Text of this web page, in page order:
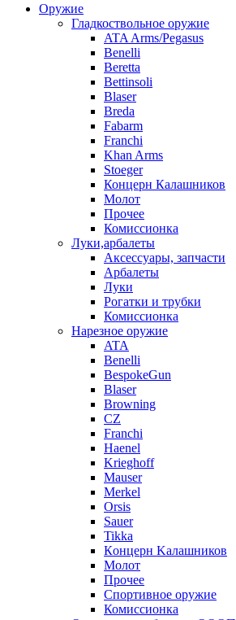
Оружие
Гладкоствольное оружие
ATA Arms/Pegasus
Benelli
Beretta
Bettinsoli
Blaser
Breda
Fabarm
Franchi
Khan Arms
Stoeger
Концерн Калашников
Молот
Прочее
Комиссионка
Луки,арбалеты
Аксессуары, запчасти
Арбалеты
Луки
Рогатки и трубки
Комиссионка
Нарезное оружие
ATA
Benelli
BespokeGun
Blaser
Browning
CZ
Franchi
Haenel
Krieghoff
Mauser
Merkel
Orsis
Sauer
Tikka
Кoнцеpн Kалашников
Молот
Прочее
Спортивное оружие
Комиссионка